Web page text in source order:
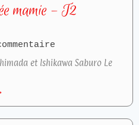
mamie – T2
et Ishikawa Saburo Le